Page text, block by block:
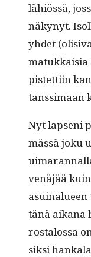
lähiössä,
näkynyt.
yhdet
matukkaisia
pis­tet­ti­in
tanssi­maan
Nyt lapseni
mässä joku
venäjää
tänä aikana
rostalos­sa
sik­si